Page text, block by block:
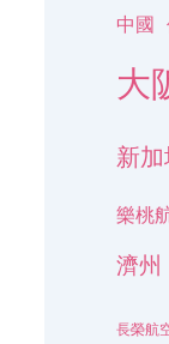
中國
大
新加
樂桃
濟州
長榮航